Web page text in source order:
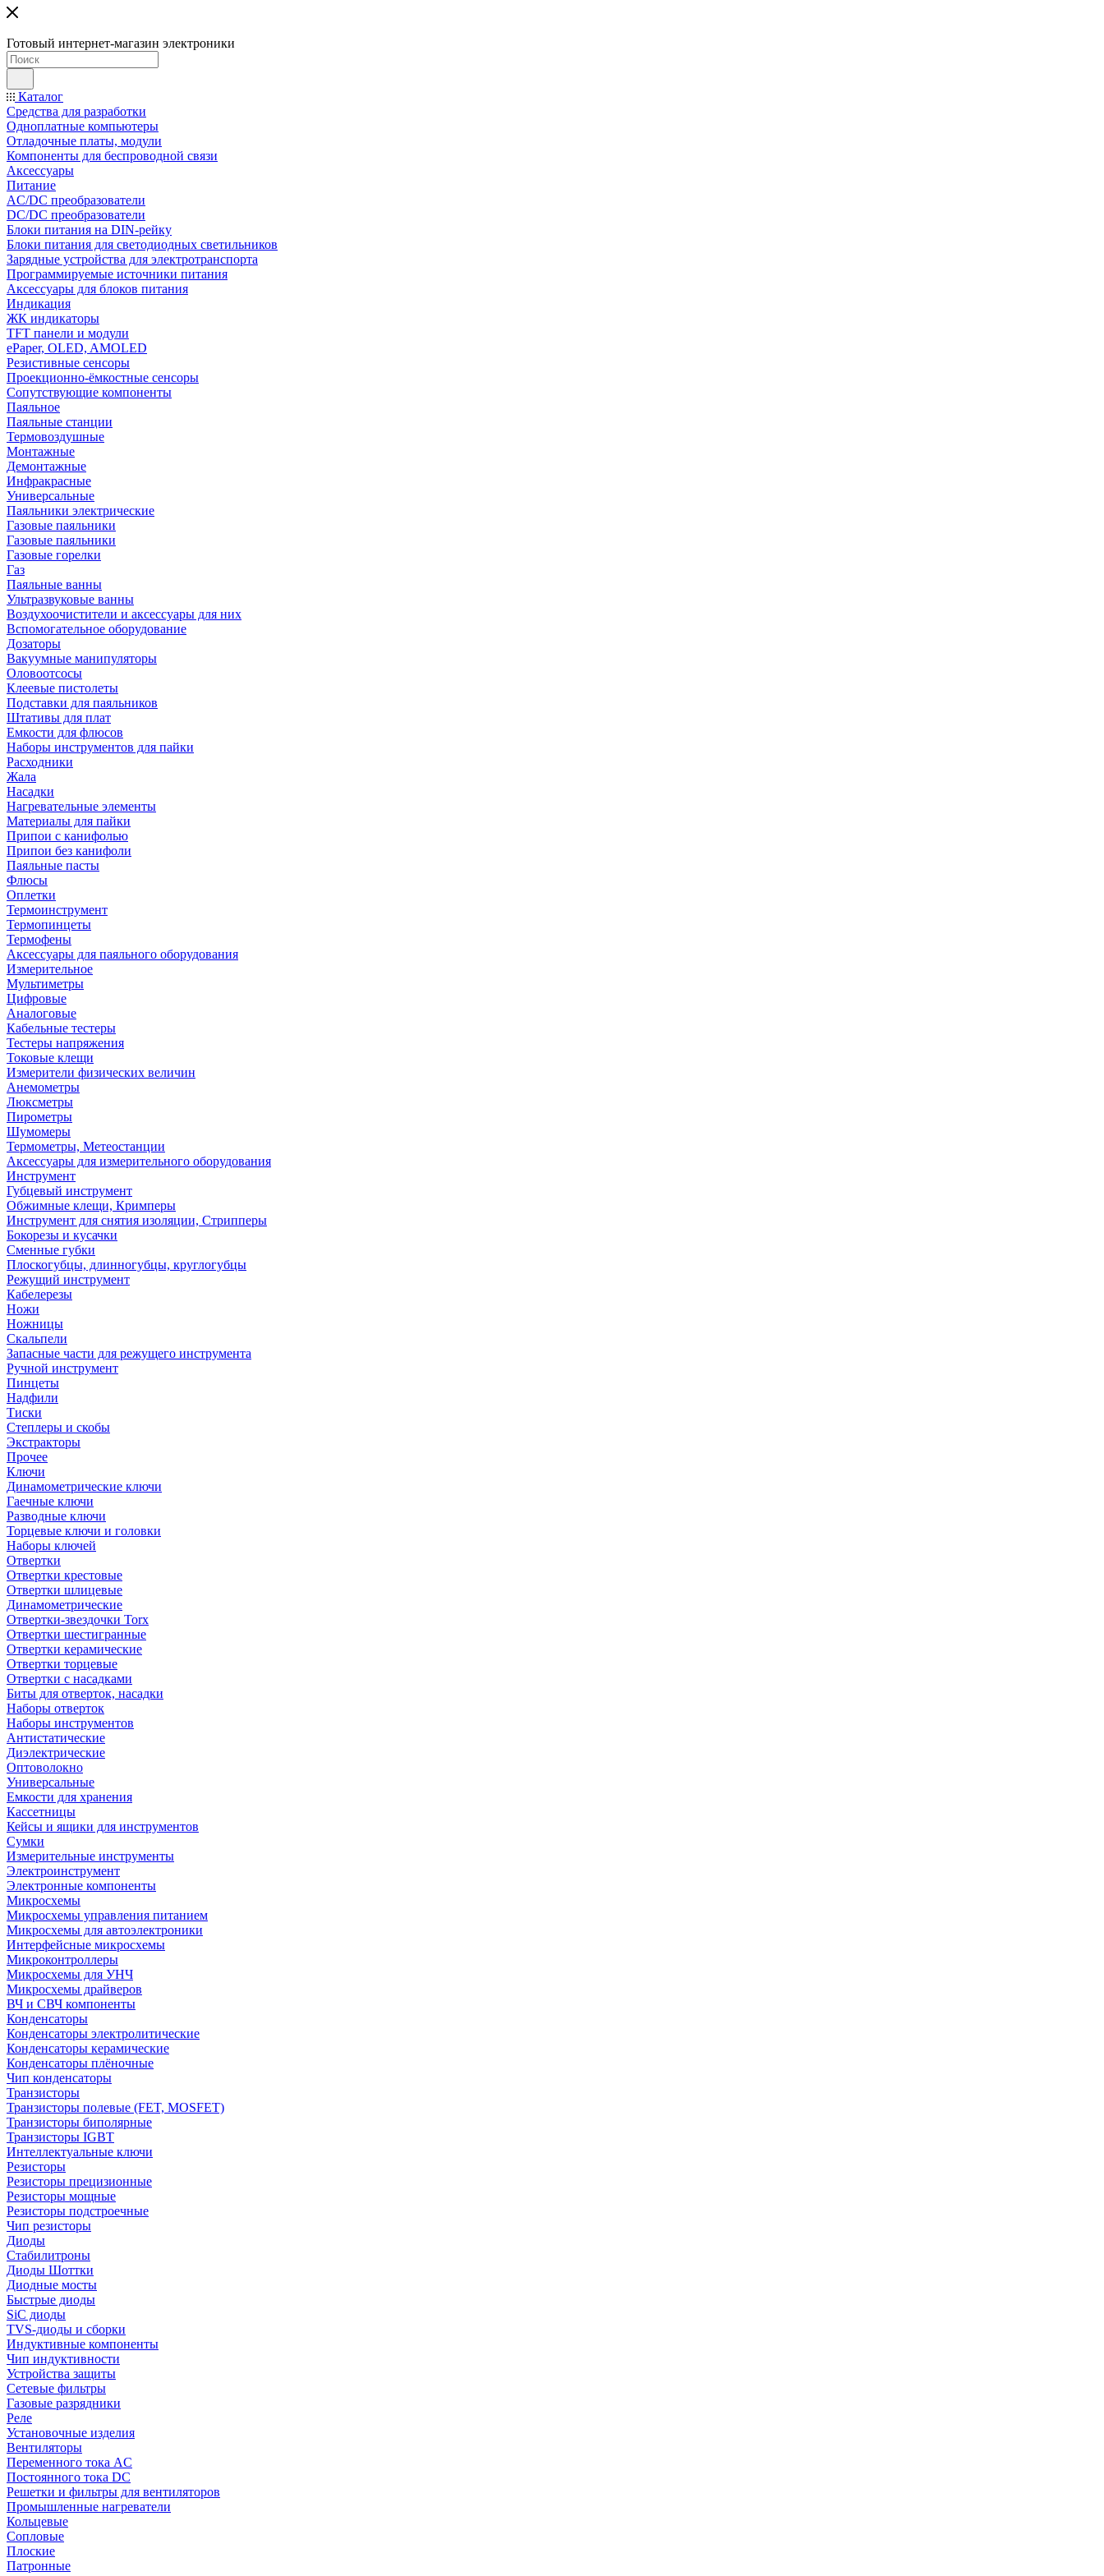
Готовый интернет-магазин электроники
Каталог
Средства для разработки
Одноплатные компьютеры
Отладочные платы, модули
Компоненты для беспроводной связи
Аксессуары
Питание
AC/DC преобразователи
DC/DC преобразователи
Блоки питания на DIN-рейку
Блоки питания для светодиодных светильников
Зарядные устройства для электротранспорта
Программируемые источники питания
Аксессуары для блоков питания
Индикация
ЖК индикаторы
TFT панели и модули
ePaper, OLED, AMOLED
Резистивные сенсоры
Проекционно-ёмкостные сенсоры
Сопутствующие компоненты
Паяльное
Паяльные станции
Термовоздушные
Монтажные
Демонтажные
Инфракрасные
Универсальные
Паяльники электрические
Газовые паяльники
Газовые паяльники
Газовые горелки
Газ
Паяльные ванны
Ультразвуковые ванны
Воздухоочистители и аксессуары для них
Вспомогательное оборудование
Дозаторы
Вакуумные манипуляторы
Оловоотсосы
Клеевые пистолеты
Подставки для паяльников
Штативы для плат
Емкости для флюсов
Наборы инструментов для пайки
Расходники
Жала
Насадки
Нагревательные элементы
Материалы для пайки
Припои с канифолью
Припои без канифоли
Паяльные пасты
Флюсы
Оплетки
Термоинструмент
Термопинцеты
Термофены
Аксессуары для паяльного оборудования
Измерительное
Мультиметры
Цифровые
Аналоговые
Кабельные тестеры
Тестеры напряжения
Токовые клещи
Измерители физических величин
Анемометры
Люксметры
Пирометры
Шумомеры
Термометры, Метеостанции
Аксессуары для измерительного оборудования
Инструмент
Губцевый инструмент
Обжимные клещи, Кримперы
Инструмент для снятия изоляции, Стрипперы
Бокорезы и кусачки
Сменные губки
Плоскогубцы, длинногубцы, круглогубцы
Режущий инструмент
Кабелерезы
Ножи
Ножницы
Скальпели
Запасные части для режущего инструмента
Ручной инструмент
Пинцеты
Надфили
Тиски
Степлеры и скобы
Экстракторы
Прочее
Ключи
Динамометрические ключи
Гаечные ключи
Разводные ключи
Торцевые ключи и головки
Наборы ключей
Отвертки
Отвертки крестовые
Отвертки шлицевые
Динамометрические
Отвертки-звездочки Torx
Отвертки шестигранные
Отвертки керамические
Отвертки торцевые
Отвертки с насадками
Биты для отверток, насадки
Наборы отверток
Наборы инструментов
Антистатические
Диэлектрические
Оптоволокно
Универсальные
Емкости для хранения
Кассетницы
Кейсы и ящики для инструментов
Сумки
Измерительные инструменты
Электроинструмент
Электронные компоненты
Микросхемы
Микросхемы управления питанием
Микросхемы для автоэлектроники
Интерфейсные микросхемы
Микроконтроллеры
Микросхемы для УНЧ
Микросхемы драйверов
ВЧ и СВЧ компоненты
Конденсаторы
Конденсаторы электролитические
Конденсаторы керамические
Конденсаторы плёночные
Чип конденсаторы
Транзисторы
Транзисторы полевые (FET, MOSFET)
Транзисторы биполярные
Транзисторы IGBT
Интеллектуальные ключи
Резисторы
Резисторы прецизионные
Резисторы мощные
Резисторы подстроечные
Чип резисторы
Диоды
Стабилитроны
Диоды Шоттки
Диодные мосты
Быстрые диоды
SiC диоды
TVS-диоды и сборки
Индуктивные компоненты
Чип индуктивности
Устройства защиты
Сетевые фильтры
Газовые разрядники
Реле
Установочные изделия
Вентиляторы
Переменного тока AC
Постоянного тока DC
Решетки и фильтры для вентиляторов
Промышленные нагреватели
Кольцевые
Сопловые
Плоские
Патронные